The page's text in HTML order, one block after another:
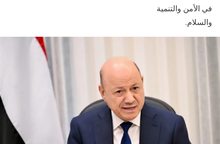
في الأمن والتنمية
والسلام.